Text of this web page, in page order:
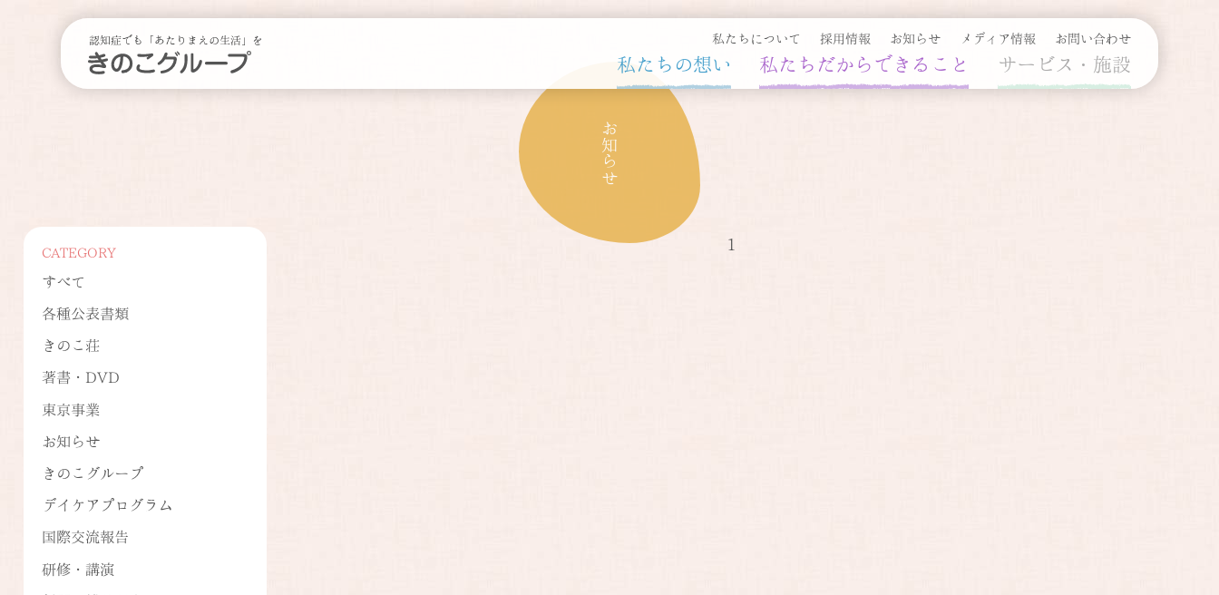
認知症でも「あたりまえの生活」を
私たちの想い 私たちだからできること サービス・施設
私たちについて 採用情報 お知らせ メディア情報 お問い合わせ
お知らせ
CATEGORY
すべて
各種公表書類
きのこ荘
著書・DVD
東京事業
お知らせ
きのこグループ
デイケアプログラム
国際交流報告
研修・講演
1